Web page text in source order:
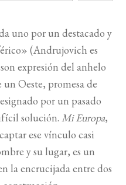
DE LIBROS
uno por un destacado y
(Andrujovich es
expresión del anhelo
Oeste, promesa de
por un pasado
solución. Mi Europa,
ese vínculo casi
y su lugar, es un
la encrucijada entre dos